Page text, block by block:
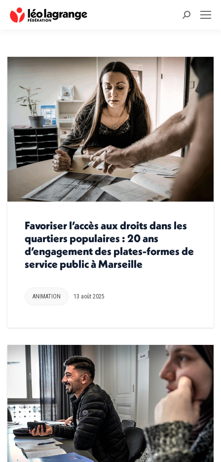
Recherche
Favoriser l’accès aux droits dans les
quartiers populaires : 20 ans
d’engagement des plates-formes de
service public à Marseille
ANIMATION 13 août 2025